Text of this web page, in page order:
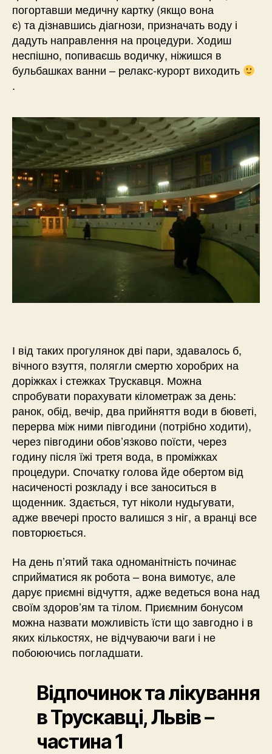
погортавши медичну картку (якщо вона
є) та дізнавшись діагнози, призначать воду і
дадуть направлення на процедури. Ходиш
неспішно, попиваєшь водичку, ніжишся в
бульбашках ванни – релакс-курорт виходить
.
І від таких прогулянок дві пари, здавалось б,
вічного взуття, полягли смертю хоробрих на
доріжках і стежках Трускавця. Можна
спробувати порахувати кілометраж за день:
ранок, обід, вечір, два прийняття води в бюветі,
перерва між ними півгодини (потрібно ходити),
через півгодини обов’язково поїсти, через
годину після їжі третя вода, в проміжках
процедури. Спочатку голова йде обертом від
насиченості розкладу і все заноситься в
щоденник. Здається, тут ніколи нудьгувати,
адже ввечері просто валишся з ніг, а вранці все
повторюється.
На день п’ятий така одноманітність починає
сприйматися як робота – вона вимотує, але
дарує приємні відчуття, адже ведеться вона над
своїм здоров’ям та тілом. Приємним бонусом
можна назвати можливість їсти що завгодно і в
яких кількостях, не відчуваючи ваги і не
побоюючись погладшати.
Відпочинок та лікування
в Трускавці, Львів –
частина 1